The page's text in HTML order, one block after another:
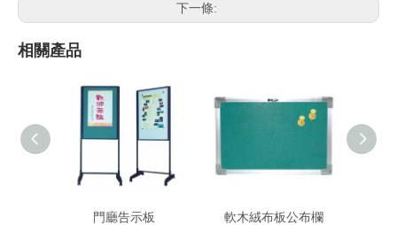
下一條:
相關產品
門廳告示板 軟木絨布板公布欄